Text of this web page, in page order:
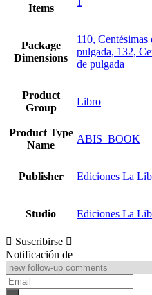
Items
Package
Dimensions
110,
pulgada, 132,
de pulgada
Product
Group
Libro
Product Type
Name
ABIS_BOOK
Publisher Ediciones La
Studio Ediciones La
Suscribirse
Notificación de